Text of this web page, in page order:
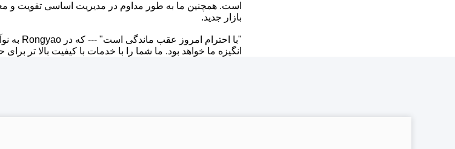
است. همچنین ما به طور مداوم در مدیریت اساسی تقویت و
بازار جدید.
"با احترام امروز عقب ماندگی است" --- که در Rongyao به نوآوری در آینده نیاز دارد.
انگیزه ما خواهد بود. ما شما را با خدمات با کیفیت بالا تر